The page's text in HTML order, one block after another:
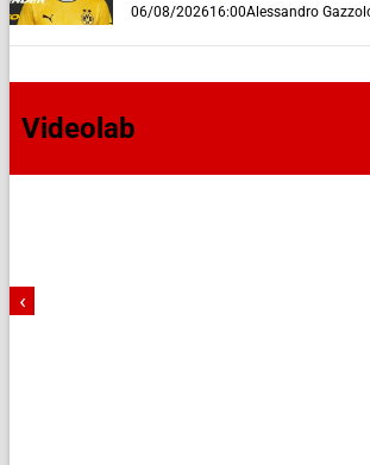
06/08/202616:00Alessandro
Videolab
‹